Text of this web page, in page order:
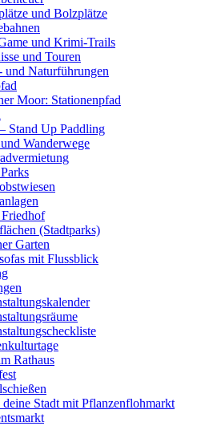
und Bolzplätze
und Krimi-Trails
und Touren
und Naturführungen
Moor: Stationenpfad
Stand Up Paddling
Wanderwege
(Stadtparks)
Garten
mit Flussblick
Rathaus
deine Stadt mit Pflanzenflohmarkt